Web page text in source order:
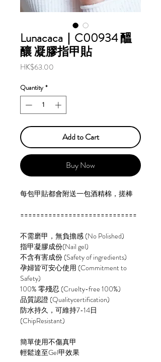
Lunacaca｜C00934 醞
釀 凝膠指甲貼
HK$63.00
Quantity *
Add to Cart
Buy Now
每包甲貼都會附送一包酒精棉，搓棒
=============================
不需磨甲，無負擔感 (No Polished)
指甲凝膠成份(Nail gel)
不含有害成份 (Safety of ingredients)
孕婦皆可安心使用 (Commitment to
Safety)
100% 零殘忍 (Cruelty-free 100%)
品質認證 (Qualitycertification)
防水持久，可維持7-14日
(ChipResistant)
簡單使用不傷真甲
輕鬆達至Gel甲效果